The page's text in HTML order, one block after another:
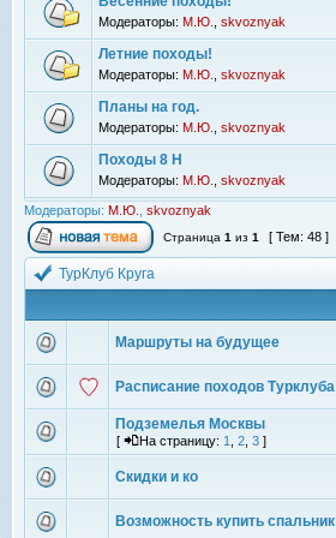
Модераторы: М.Ю. skvoznyak
Летние походы!
Модераторы: М.Ю. skvoznyak
Планы на год.
Модераторы: М.Ю. skvoznyak
Походы 8 Н
Модераторы: М.Ю. skvoznyak
Модераторы: М.Ю. skvoznyak
Страница 1 из 1 [ Тем: 48 ]
ТурКлуб Круга
Маршруты на будущее
Расписание походов Турклуба
Подземелья Москвы
[ На страницу: 1 2 3 ]
Скидки и ко
Возможность купить спальник